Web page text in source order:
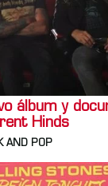
álbum y
Hinds
AND POP